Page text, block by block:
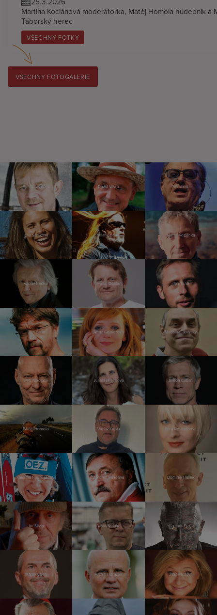
Martina Kociánová moderátorka, Matěj Homola hudebník a
Táborský herec
VŠECHNY FOTKY
VŠECHNY FOTOGALERIE
Petr Čtvrtníček David Vávra Petr Janda
Eva Samková Milan Špalek Martin Vopěnka
Václav Neckář Martin Doktor Jan Tuna
Dan Bárta Anna Geislerová Miroslav Táborský
Petr Nikolaev Juliet Navrátilová Šimon Caban
Matěj Homola Václav Kopta Bára Nesvadbová
Kateřina Neumannová Antonín Panenka Dominik Hašek
Jiří Stivín David Netuka Vladimír Franz
Marek Eben Michal Horáček Jana Paulová